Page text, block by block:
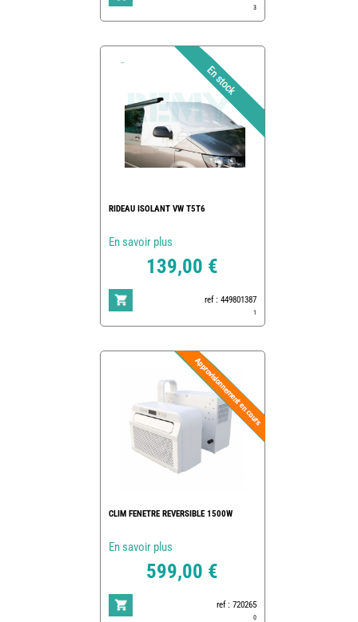
3
RIDEAU ISOLANT VW T5T6
En savoir plus
139,00 €
ref : 449801387
1
CLIM FENETRE REVERSIBLE 1500W
En savoir plus
599,00 €
ref : 720265
0